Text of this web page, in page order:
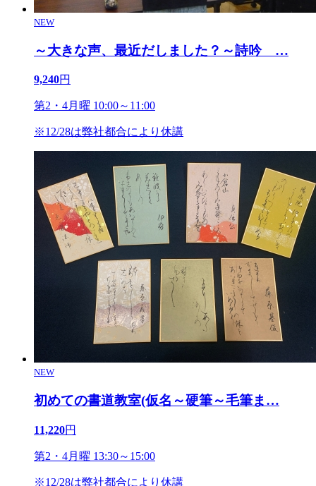
NEW
～大きな声、最近だしました？～詩吟 …
9,240円
第2・4月曜 10:00～11:00
※12/28は弊社都合により休講
NEW
初めての書道教室(仮名～硬筆～毛筆ま …
11,220円
第2・4月曜 13:30～15:00
※12/28は弊社都合により休講